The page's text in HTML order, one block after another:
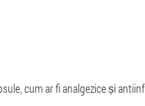
cum ar fi analgezice și